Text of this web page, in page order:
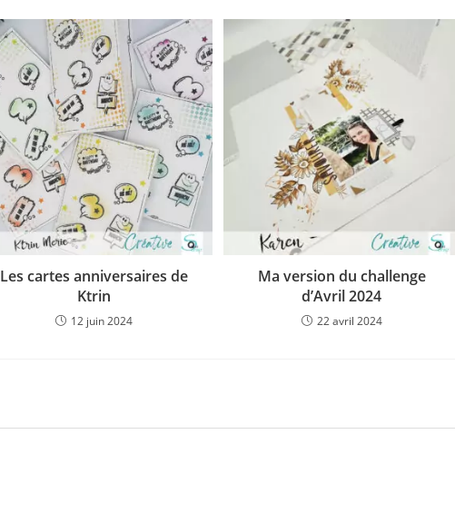
Les cartes anniversaires de
Ktrin
12 juin 2024
Ma version du challenge
d’Avril 2024
22 avril 2024